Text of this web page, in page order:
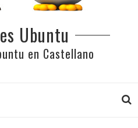
Ubuntu
en Castellano